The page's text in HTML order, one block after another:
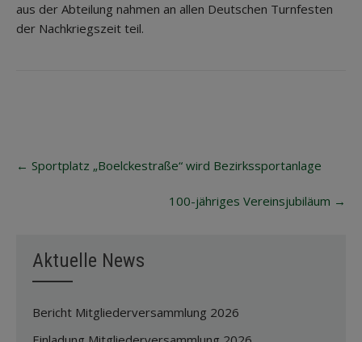
aus der Abteilung nahmen an allen Deutschen Turnfesten
der Nachkriegszeit teil.
navigation
← Sportplatz „Boelckestraße“ wird Bezirkssportanlage
100-jähriges Vereinsjubiläum →
Aktuelle News
Bericht Mitgliederversammlung 2026